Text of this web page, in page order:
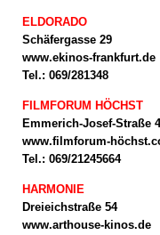
ELDORADO
Schäfergasse 29
www.ekinos-frankfurt.de
Tel.: 069/281348
FILMFORUM HÖCHST
Emmerich-Josef-Straße
www.filmforum-
Tel.: 069/21245664
HARMONIE
Dreieichstraße 54
www.arthouse-kinos.de